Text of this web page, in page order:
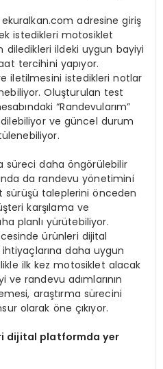
adresine giriş
istedikleri motosiklet
diledikleri ildeki uygun bayiyi
tercihini yapıyor.
iletilmesini istedikleri notlar
Oluşturulan test
“Randevularım”
ve güncel durum
süreci daha öngörülebilir
da randevu yönetimini
sürüşü taleplerini önceden
karşılama ve
planlı yürütebiliyor.
ürünleri dijital
ihtiyaçlarına daha uygun
ilk kez motosiklet alacak
ve randevu adımlarının
araştırma sürecini
olarak öne çıkıyor.
dijital platformda yer